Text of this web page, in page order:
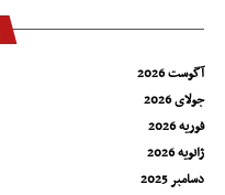
آگوست 2026
جولای 2026
فوریه 2026
ژانویه 2026
دسامبر 2025